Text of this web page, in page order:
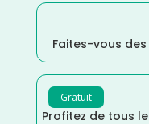
Faites-vous
Gratuit
Profitez de tous